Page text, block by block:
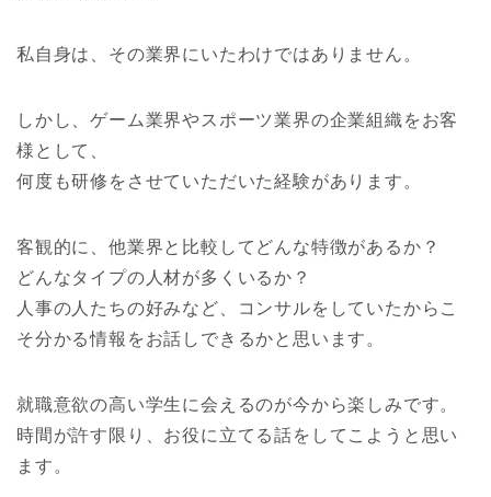
私自身は、その業界にいたわけではありません。
しかし、ゲーム業界やスポーツ業界の企業組織をお客
様として、
何度も研修をさせていただいた経験があります。
客観的に、他業界と比較してどんな特徴があるか？
どんなタイプの人材が多くいるか？
人事の人たちの好みなど、コンサルをしていたからこ
そ分かる情報をお話しできるかと思います。
就職意欲の高い学生に会えるのが今から楽しみです。
時間が許す限り、お役に立てる話をしてこようと思い
ます。